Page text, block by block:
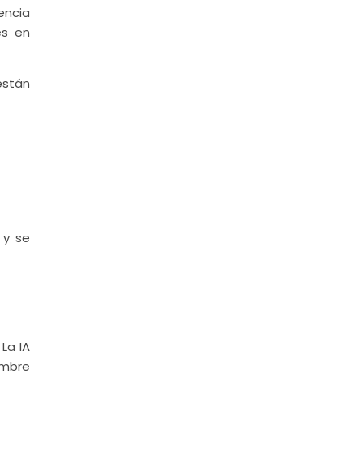
en
se
La IA